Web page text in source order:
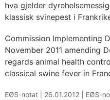
hva gjelder
klassisk svinepest i
Commission Implementing
November 2011 amending
regards animal health
classical swine fever in
EØS-notat | 26.01.2012 EØS-